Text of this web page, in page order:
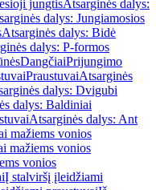
jungtisAtsarginės dalys:
dalys: Jungiamosios
Atsarginės dalys: Bidė
dalys: P-formos
DangčiaiPrijungimo
PraustuvaiAtsarginės
dalys: Dvigubi
dalys: Baldiniai
Atsarginės dalys: Ant
mažiems vonios
mažiems vonios
vonios
Į stalviršį įleidžiami